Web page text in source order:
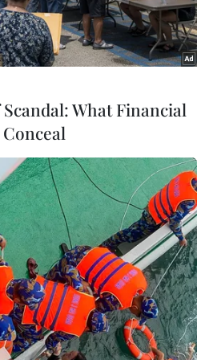
cho người hiến máu tình nguyện.
PV/Vietnam+)
đây, ngành truyền máu-
đã có những bước tiến
kỹ thuật mới, chuyên
What Financial